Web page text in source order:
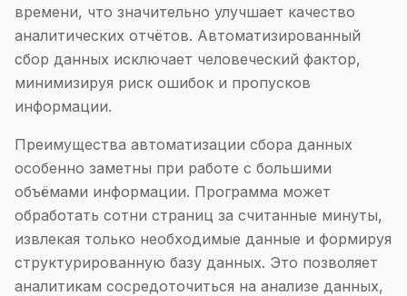
времени, что значительно улучшает качество
аналитических отчётов. Автоматизированный
сбор данных исключает человеческий фактор,
минимизируя риск ошибок и пропусков
информации.
Преимущества автоматизации сбора данных
особенно заметны при работе с большими
объёмами информации. Программа может
обработать сотни страниц за считанные минуты,
извлекая только необходимые данные и формируя
структурированную базу данных. Это позволяет
аналитикам сосредоточиться на анализе данных,